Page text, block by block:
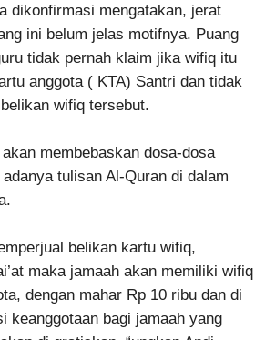
dikonfirmasi mengatakan, jerat
ini belum jelas motifnya. Puang
tidak pernah klaim jika wifiq itu
anggota ( KTA) Santri dan tidak
wifiq tersebut.
membebaskan dosa-dosa
tulisan Al-Quran di dalam
belikan kartu wifiq,
maka jamaah akan memiliki wifiq
dengan mahar Rp 10 ribu dan di
keanggotaan bagi jamaah yang